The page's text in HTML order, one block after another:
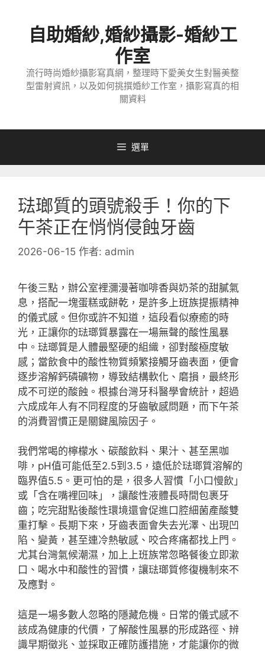
自助婚紗,婚紗攝影-婚紗工
作室
流行時尚婚紗攝影寫真網，整理時下愛美女生對醫美整
型雷射資訊，以及如何挑撰婚紗工作室，攝影寫真的相
關資料
選單
琺瑯質的頭號殺手！你的下
午茶正在悄悄侵蝕牙齒
2026-06-15 作者: admin
午後三點，辦公室裡瀰漫著咖啡香與奶茶的甜膩氣
息，搭配一塊蛋糕或餅乾，是許多上班族提振精神
的儀式感。但你或許不知道，這段看似療癒的時
光，正讓你的琺瑯質暴露在一場無聲的酸性風暴
中。琺瑯質是人體最堅硬的組織，卻對酸極度敏
感；當飲食中的酸性物質頻繁接觸牙齒表面，便會
逐步溶解鈣磷礦物，導致結構軟化、磨損，最終形
成不可逆的酸蝕。根據台灣牙科醫學會統計，超過
六成成年人有不同程度的牙齒敏感問題，而下午茶
的消費習慣正是關鍵風險因子。
我們常喝的檸檬水、碳酸飲料、果汁、甚至黑咖
啡，pH值可能低至2.5到3.5，遠低於琺瑯質溶解的
臨界值5.5。更可怕的是，很多人習慣「小口慢飲」
或「含在嘴裡回味」，讓酸性液體長時間包裹牙
齒；吃完甜點後酸性環境還會促進口腔細菌產酸雙
重打擊。長期下來，牙齒表面會失去光澤、出現凹
陷、變黃，甚至連冷熱敏感、咬合疼痛都找上門。
尤其台灣氣候潮濕，加上上班族常忽略餐後立即漱
口、喝水中和酸性的習慣，讓琺瑯質修復機制來不
及應對。
這是一場多數人忽略的隱藏危機。日常的儀式感不
該成為健康的代價，了解酸性風暴的形成路徑、辨
識早期徵兆、並採取正確防護措施，才能讓你的微